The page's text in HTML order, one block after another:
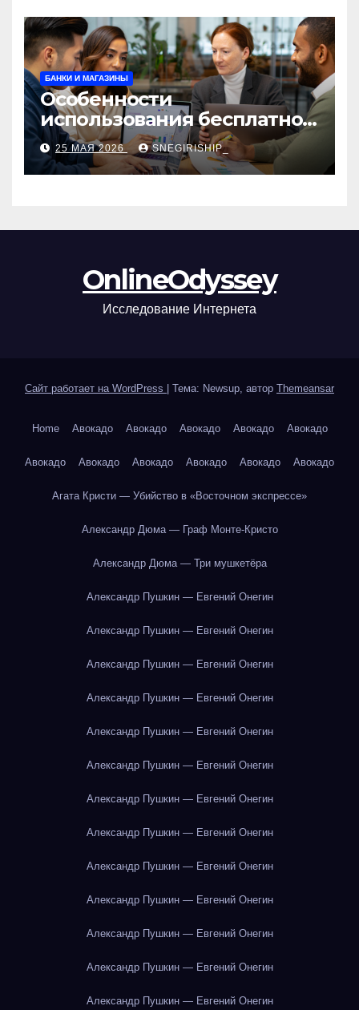
БАНКИ И МАГАЗИНЫ
Особенности
использования бесплатной
версии программ для
автоматизации и
управления предприятием
25 МАЯ 2026 SNEGIRISHIP_
OnlineOdyssey
Исследование Интернета
Сайт работает на WordPress Тема: Newsup, автор Themeansar
Home Авокадо Авокадо Авокадо Авокадо Авокадо
Авокадо Авокадо Авокадо Авокадо Авокадо Авокадо
Агата Кристи — Убийство в «Восточном экспрессе»
Александр Дюма — Граф Монте-Кристо
Александр Дюма — Три мушкетёра
Александр Пушкин — Евгений Онегин
Александр Пушкин — Евгений Онегин
Александр Пушкин — Евгений Онегин
Александр Пушкин — Евгений Онегин
Александр Пушкин — Евгений Онегин
Александр Пушкин — Евгений Онегин
Александр Пушкин — Евгений Онегин
Александр Пушкин — Евгений Онегин
Александр Пушкин — Евгений Онегин
Александр Пушкин — Евгений Онегин
Александр Пушкин — Евгений Онегин
Александр Пушкин — Евгений Онегин
Александр Пушкин — Евгений Онегин